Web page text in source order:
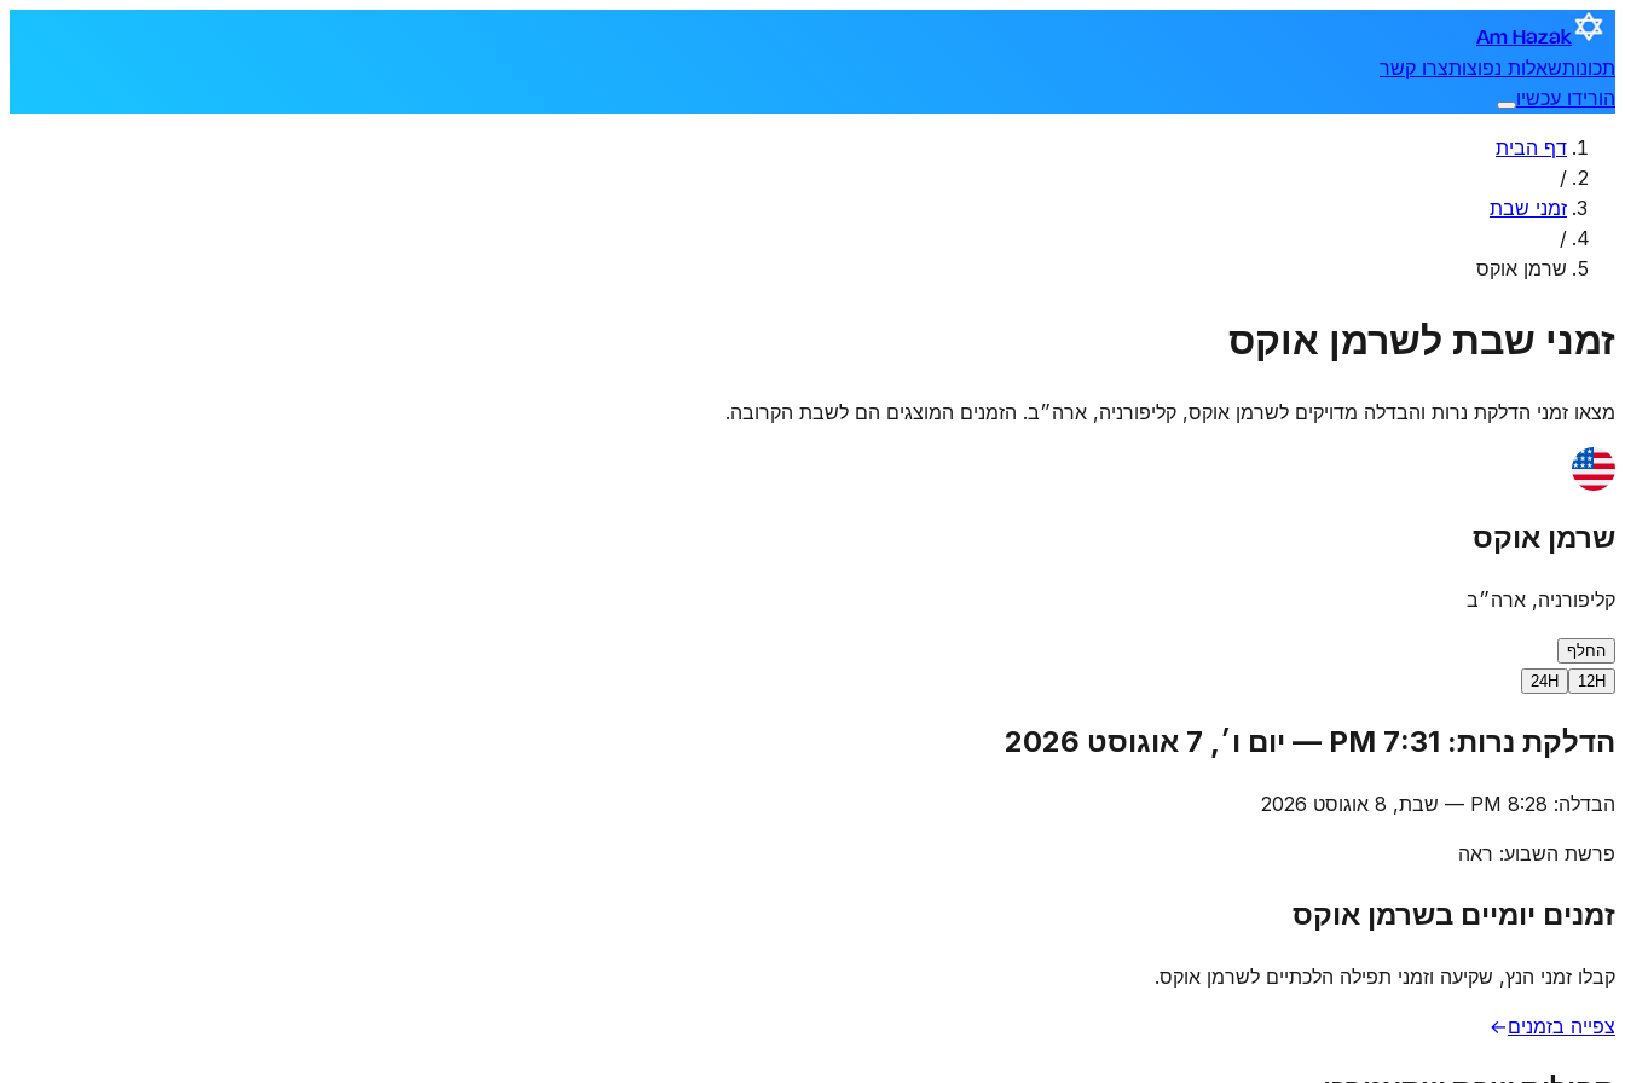
Am Hazak
תכונותשאלות נפוצותצרו קשר
הורידו עכשיו
דף הבית
/
זמני שבת
/
שרמן אוקס
זמני שבת לשרמן אוקס
מצאו זמני הדלקת נרות והבדלה מדויקים לשרמן אוקס, קליפורניה, ארה״ב. הזמנים המוצגים הם לשבת הקרובה.
שרמן אוקס
קליפורניה, ארה״ב
החלף
12H
24H
הדלקת נרות:
7:31 PM
— יום ו׳, 7 אוגוסט 2026
הבדלה:
8:28 PM
— שבת, 8 אוגוסט 2026
פרשת השבוע: ראה
זמנים יומיים בשרמן אוקס
קבלו זמני הנץ, שקיעה וזמני תפילה הלכתיים לשרמן אוקס.
צפייה בזמנים→